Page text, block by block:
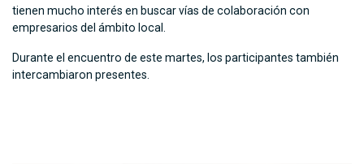
tienen mucho interés en buscar vías de colaboración con
empresarios del ámbito local.
Durante el encuentro de este martes, los participantes también
intercambiaron presentes.